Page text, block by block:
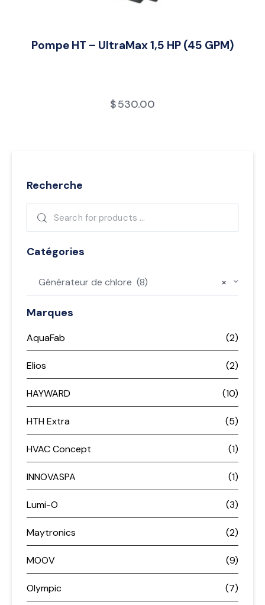
Pompe HT – UltraMax 1,5 HP (45 GPM)
$530.00
Recherche
Catégories
×
Générateur de chlore (8)
Marques
AquaFab (2)
Elios (2)
HAYWARD (10)
HTH Extra (5)
HVAC Concept (1)
INNOVASPA (1)
Lumi-O (3)
Maytronics (2)
MOOV (9)
Olympic (7)